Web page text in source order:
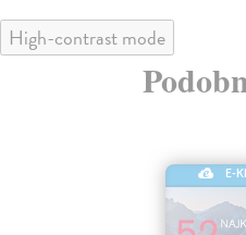
High-contrast mode
E-